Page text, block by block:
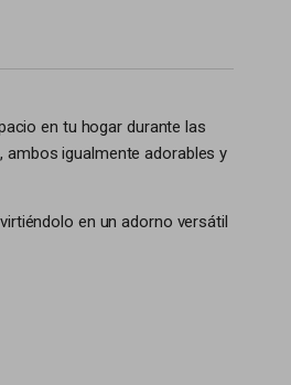
en tu hogar durante las
igualmente adorables y
en un adorno versátil